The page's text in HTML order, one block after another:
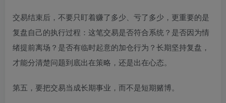
交易结束后，不要只盯着赚了多少、亏了多少，更重要的是
复盘自己的执行过程：这笔交易是否符合系统？是否因为情
绪提前离场？是否有临时起意的加仓行为？长期坚持复盘，
才能分清楚问题到底出在策略，还是出在心态。
第五，要把交易当成长期事业，而不是短期赌博。